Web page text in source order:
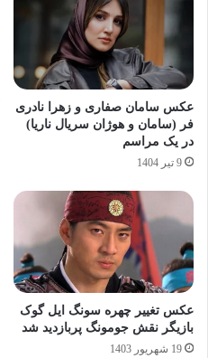
عکس سامان صفاری و زهرا نادری
فر (سامان و هوژان سریال ناریا)
در یک مراسم
9 تیر 1404
عکس تغییر چهره سونگ ایل گوک
بازیگر نقش جومونگ پربازدید شد
19 شهریور 1403